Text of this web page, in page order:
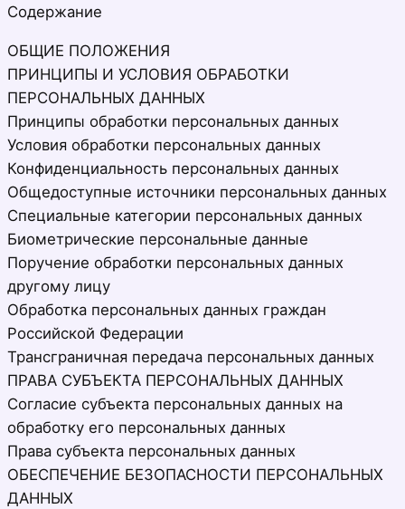
Содержание
ОБЩИЕ ПОЛОЖЕНИЯ
ПРИНЦИПЫ И УСЛОВИЯ ОБРАБОТКИ
ПЕРСОНАЛЬНЫХ ДАННЫХ
Принципы обработки персональных данных
Условия обработки персональных данных
Конфиденциальность персональных данных
Общедоступные источники персональных данных
Специальные категории персональных данных
Биометрические персональные данные
Поручение обработки персональных данных
другому лицу
Обработка персональных данных граждан
Российской Федерации
Трансграничная передача персональных данных
ПРАВА СУБЪЕКТА ПЕРСОНАЛЬНЫХ ДАННЫХ
Согласие субъекта персональных данных на
обработку его персональных данных
Права субъекта персональных данных
ОБЕСПЕЧЕНИЕ БЕЗОПАСНОСТИ ПЕРСОНАЛЬНЫХ
ДАННЫХ